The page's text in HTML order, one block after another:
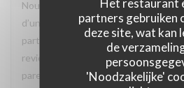
partners gebruiken
deze site, wat kan
de
'Noodzakelijke'
Nous avons passé un excellent
d’une grande finesse avec un bel
particulièrement attentionné et très
reviendrons. Merci à l’équipe pour
parenthèse.